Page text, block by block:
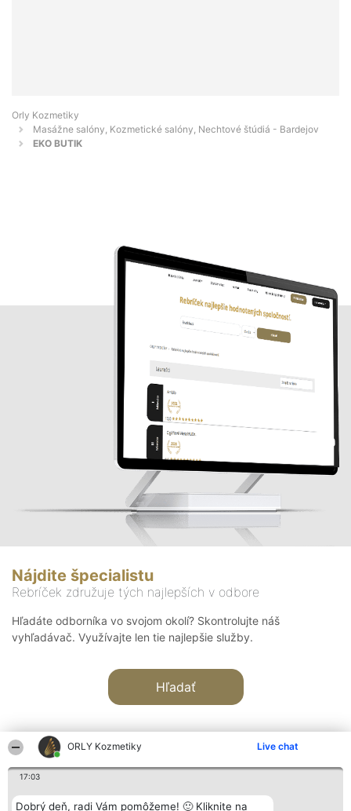
ORLY Kozmetiky Live chat
17:03
Dobrý deň, radi Vám pomôžeme! 🙂 Kliknite na
Orly Kozmetiky
Masážne salóny, Kozmetické salóny, Nechtové štúdiá - Bardejov
EKO BUTIK
Nájdite špecialistu
Rebríček združuje tých najlepších v odbore
Hľadáte odborníka vo svojom okolí? Skontrolujte náš
vyhľadávač. Využívajte len tie najlepšie služby.
Hľadať
Organizátor hodnotenia Hodnotenie Kontakt